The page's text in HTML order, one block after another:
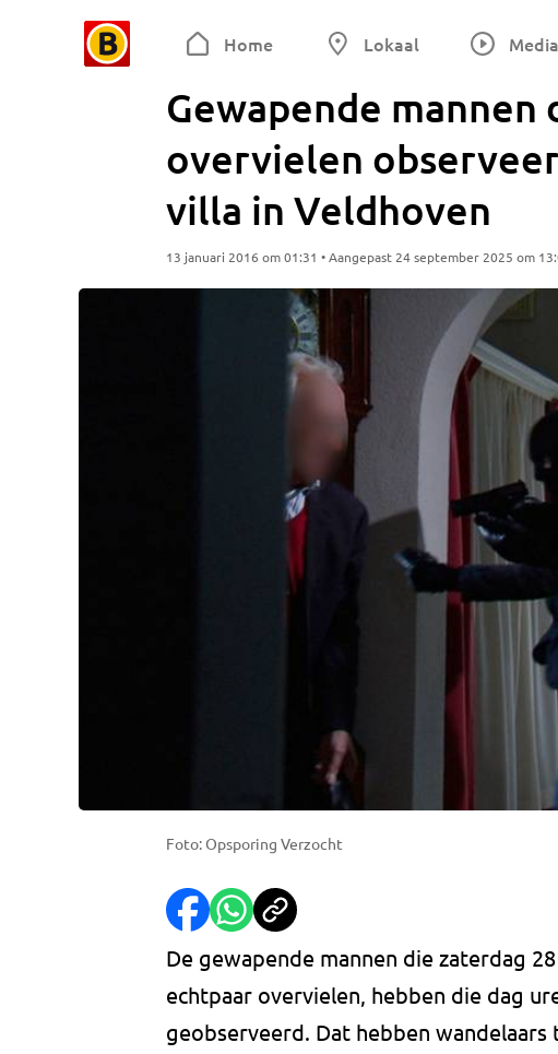
Home Lokaal Media
Gewapende
overvielen
villa in Veldhoven
13 januari 2016 om 01:31 • Aangepast 24 september 2025 om
Foto: Opsporing Verzocht
De gewapende mannen die zaterdag
echtpaar overvielen, hebben die dag
geobserveerd. Dat hebben